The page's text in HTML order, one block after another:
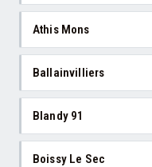
Athis Mons
Ballainvilliers
Blandy 91
Boissy Le Sec